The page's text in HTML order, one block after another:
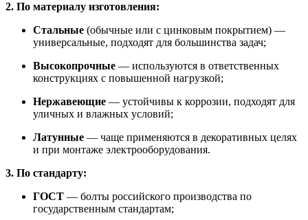
2. По материалу изготовления:
Стальные (обычные или с цинковым покрытием) —
универсальные, подходят для большинства задач;
Высокопрочные — используются в ответственных
конструкциях с повышенной нагрузкой;
Нержавеющие — устойчивы к коррозии, подходят для
уличных и влажных условий;
Латунные — чаще применяются в декоративных целях
и при монтаже электрооборудования.
3. По стандарту:
ГОСТ — болты российского производства по
государственным стандартам;